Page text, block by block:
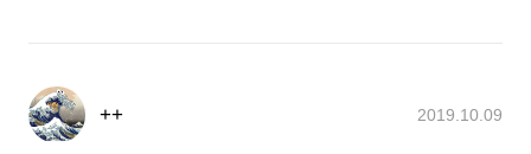
++ 2019.10.09